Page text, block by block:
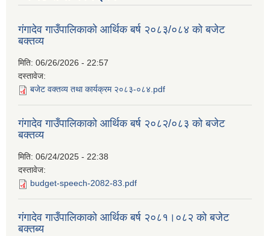
गंगादेव गाउँपालिकाको आर्थिक बर्ष २०८३/०८४ को बजेट
बक्तव्य
मिति: 06/26/2026 - 22:57
दस्तावेज:
बजेट वक्तव्य तथा कार्यक्रम २०८३-०८४.pdf
गंगादेव गाउँपालिकाको आर्थिक बर्ष २०८२/०८३ को बजेट
बक्तव्य
मिति: 06/24/2025 - 22:38
दस्तावेज:
budget-speech-2082-83.pdf
गंगादेव गाउँपालिकाको आर्थिक बर्ष २०८१।०८२ को बजेट
बक्तब्य